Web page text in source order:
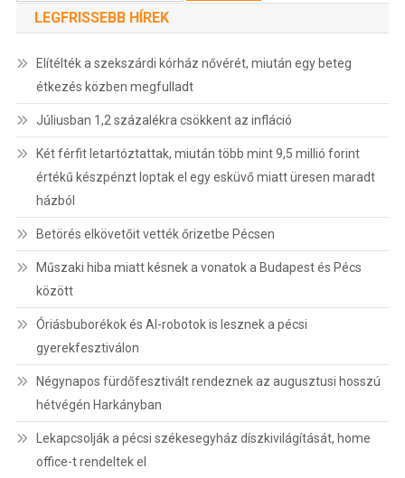
LEGFRISSEBB HÍREK
Elítélték a szekszárdi kórház nővérét, miután egy beteg
étkezés közben megfulladt
Júliusban 1,2 százalékra csökkent az infláció
Két férfit letartóztattak, miután több mint 9,5 millió forint
értékű készpénzt loptak el egy esküvő miatt üresen maradt
házból
Betörés elkövetőit vették őrizetbe Pécsen
Műszaki hiba miatt késnek a vonatok a Budapest és Pécs
között
Óriásbuborékok és AI-robotok is lesznek a pécsi
gyerekfesztiválon
Négynapos fürdőfesztivált rendeznek az augusztusi hosszú
hétvégén Harkányban
Lekapcsolják a pécsi székesegyház díszkivilágítását, home
office-t rendeltek el